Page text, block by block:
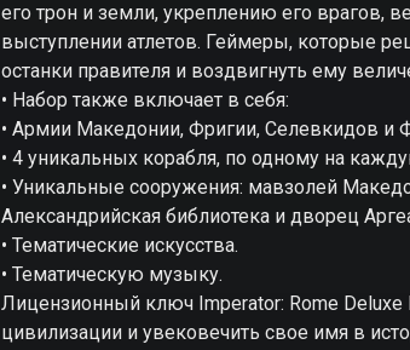
его трон и земли, укреплению его врагов,
выступлении атлетов. Геймеры, которые
останки правителя и воздвигнуть ему
• Набор также включает в себя:
• Армии Македонии, Фригии, Селевкидов и
• 4 уникальных корабля, по одному на
• Уникальные сооружения: мавзолей
Александрийская библиотека и дворец
• Тематические искусства.
• Тематическую музыку.
Лицензионный ключ Imperator: Rome Deluxe
цивилизации и увековечить свое имя в